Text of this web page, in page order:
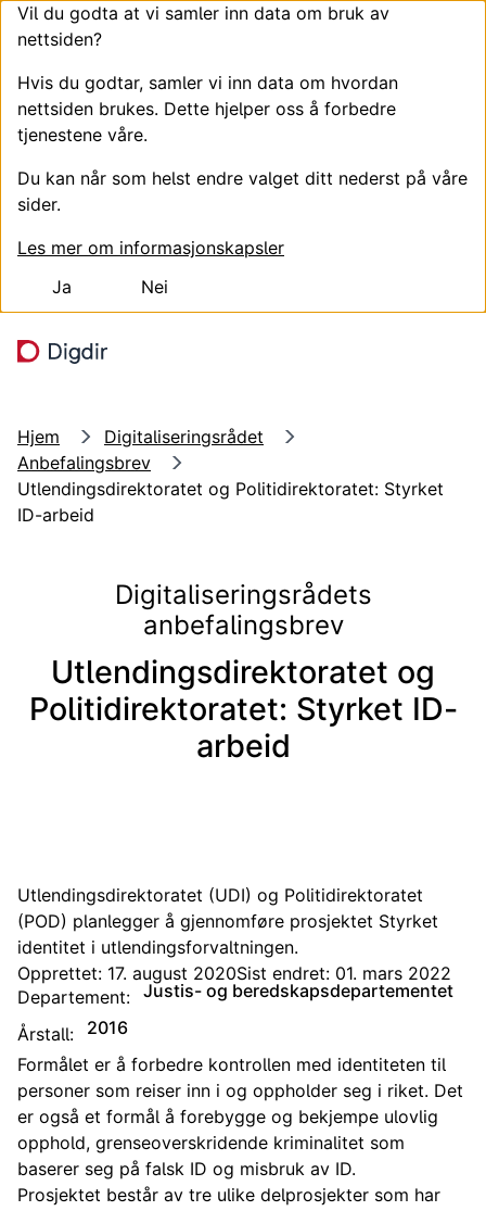
Vil du godta at vi samler inn data om bruk av
nettsiden?
Hvis du godtar, samler vi inn data om hvordan
nettsiden brukes. Dette hjelper oss å forbedre
tjenestene våre.
Du kan når som helst endre valget ditt nederst på våre
sider.
Les mer om informasjonskapsler
Ja
Nei
Hjem
Digitaliseringsrådet
Anbefalingsbrev
Utlendingsdirektoratet og Politidirektoratet: Styrket
ID-arbeid
Digitaliseringsrådets
anbefalingsbrev
Utlendingsdirektoratet og
Politidirektoratet: Styrket ID-
arbeid
Utlendingsdirektoratet (UDI) og Politidirektoratet
(POD) planlegger å gjennomføre prosjektet Styrket
identitet i utlendingsforvaltningen.
Opprettet: 17. august 2020Sist endret: 01. mars 2022
Departement: Justis- og beredskapsdepartementet
Årstall:
2016
Formålet er å forbedre kontrollen med identiteten til
personer som reiser inn i og oppholder seg i riket. Det
er også et formål å forebygge og bekjempe ulovlig
opphold, grenseoverskridende kriminalitet som
baserer seg på falsk ID og misbruk av ID.
Prosjektet består av tre ulike delprosjekter som har